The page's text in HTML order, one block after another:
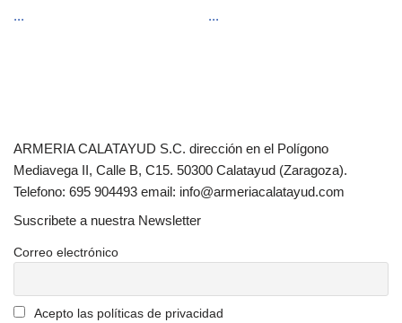
...
...
ARMERIA CALATAYUD S.C. dirección en el Polígono
Mediavega II, Calle B, C15. 50300 Calatayud (Zaragoza).
Telefono: 695 904493 email: info@armeriacalatayud.com
Suscribete a nuestra Newsletter
Correo electrónico
Acepto las políticas de privacidad